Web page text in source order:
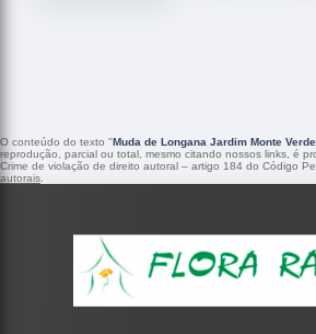
O conteúdo do texto "Muda de Longana Jardim Monte Verde
reprodução, parcial ou total, mesmo citando nossos links, é
Crime de violação de direito autoral – artigo 184 do Código
autorais